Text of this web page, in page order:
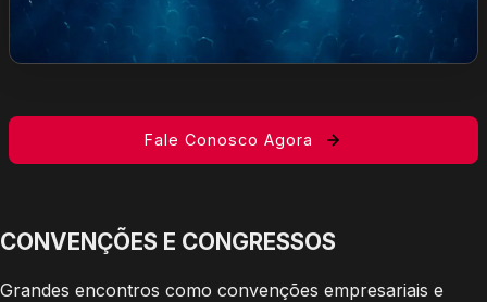
Fale Conosco Agora
CONVENÇÕES E CONGRESSOS
Grandes encontros como convenções empresariais e